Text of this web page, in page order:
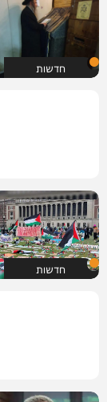
חדשות
חדשות